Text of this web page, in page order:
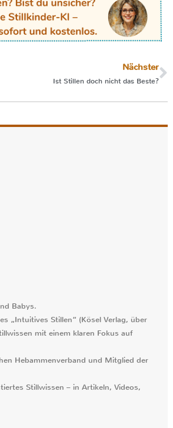
Nächster
Ist Stillen doch nicht das Beste?
Babys.
„Intuitives Stillen“ (Kösel Verlag, über
mit einem klaren Fokus auf
Hebammenverband und Mitglied der
Stillwissen – in Artikeln, Videos,
Was steckt dahinter, was hilft